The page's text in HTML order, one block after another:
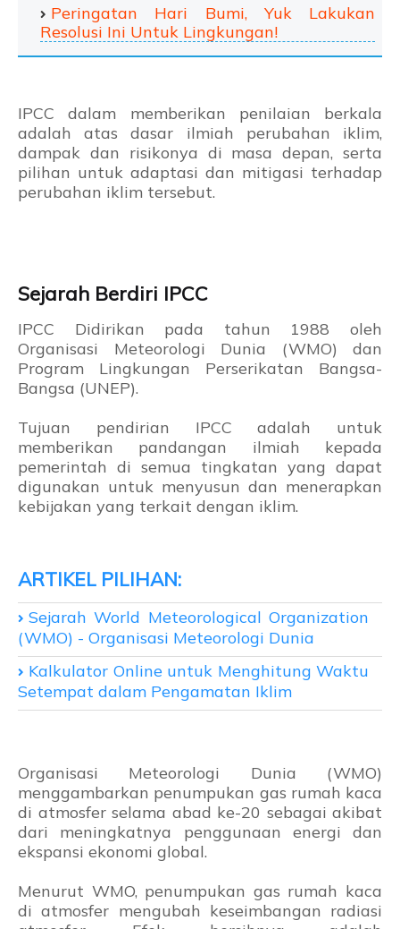
Peringatan Hari Bumi, Yuk Lakukan
Resolusi Ini Untuk Lingkungan!
IPCC dalam memberikan penilaian berkala
adalah atas dasar ilmiah perubahan iklim,
dampak dan risikonya di masa depan, serta
pilihan untuk adaptasi dan mitigasi terhadap
perubahan iklim tersebut.
Sejarah Berdiri IPCC
IPCC Didirikan pada tahun 1988 oleh
Organisasi Meteorologi Dunia (WMO) dan
Program Lingkungan Perserikatan Bangsa-
Bangsa (UNEP).
Tujuan pendirian IPCC adalah untuk
memberikan pandangan ilmiah kepada
pemerintah di semua tingkatan yang dapat
digunakan untuk menyusun dan menerapkan
kebijakan yang terkait dengan iklim.
Sejarah World Meteorological Organization
(WMO) - Organisasi Meteorologi Dunia
Kalkulator Online untuk Menghitung Waktu
Setempat dalam Pengamatan Iklim
Organisasi Meteorologi Dunia (WMO)
menggambarkan penumpukan gas rumah kaca
di atmosfer selama abad ke-20 sebagai akibat
dari meningkatnya penggunaan energi dan
ekspansi ekonomi global.
Menurut WMO, penumpukan gas rumah kaca
di atmosfer mengubah keseimbangan radiasi